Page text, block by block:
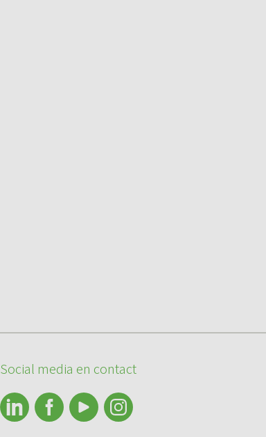
Social media en contact